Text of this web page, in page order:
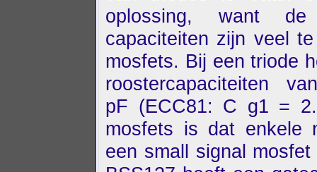
oplossing, want de
capaciteiten zijn veel
mosfets. Bij een triode
roostercapaciteiten
pF (ECC81: C g1 =
mosfets is dat enkele
een small signal